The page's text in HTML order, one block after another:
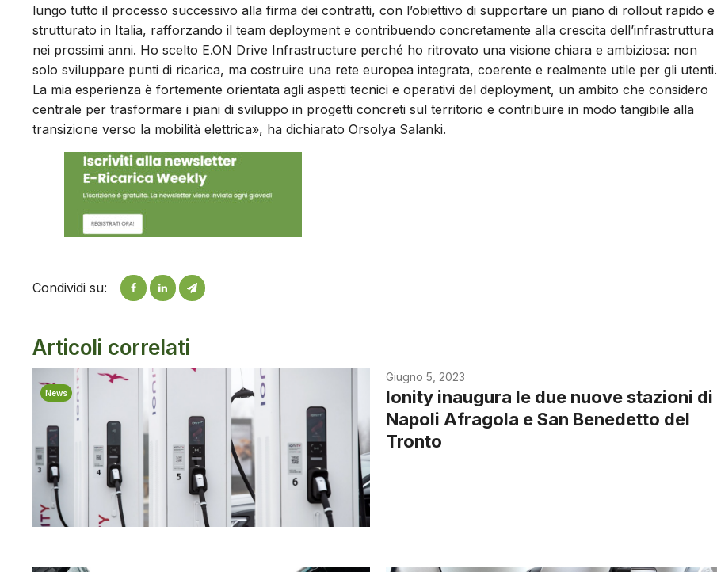
lungo tutto il processo successivo alla firma dei contratti, con l’obiettivo di supportare un piano di rollout rapido e
strutturato in Italia, rafforzando il team deployment e contribuendo concretamente alla crescita dell’infrastruttura
nei prossimi anni. Ho scelto E.ON Drive Infrastructure perché ho ritrovato una visione chiara e ambiziosa: non
solo sviluppare punti di ricarica, ma costruire una rete europea integrata, coerente e realmente utile per gli utenti.
La mia esperienza è fortemente orientata agli aspetti tecnici e operativi del deployment, un ambito che considero
centrale per trasformare i piani di sviluppo in progetti concreti sul territorio e contribuire in modo tangibile alla
transizione verso la mobilità elettrica», ha dichiarato Orsolya Salanki.
Condividi su:
Articoli correlati
News
Giugno 5, 2023
Ionity inaugura le due nuove stazioni di
Napoli Afragola e San Benedetto del
Tronto